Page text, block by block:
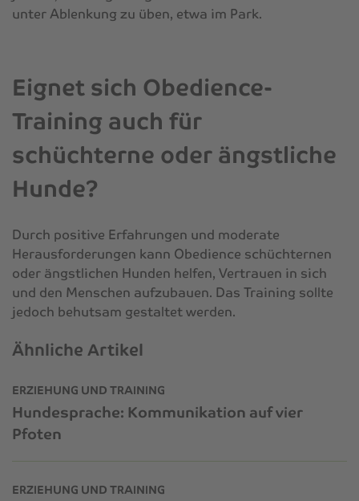
Ähnliche Artikel
ERZIEHUNG UND TRAINING
Hundesprache: Kommunikation auf vier
Pfoten
ERZIEHUNG UND TRAINING
unter Ablenkung zu üben, etwa im Park.
Eignet sich Obedience-
Training auch für
schüchterne oder ängstliche
Hunde?
Durch positive Erfahrungen und moderate
Herausforderungen kann Obedience schüchternen
oder ängstlichen Hunden helfen, Vertrauen in sich
und den Menschen aufzubauen. Das Training sollte
jedoch behutsam gestaltet werden.